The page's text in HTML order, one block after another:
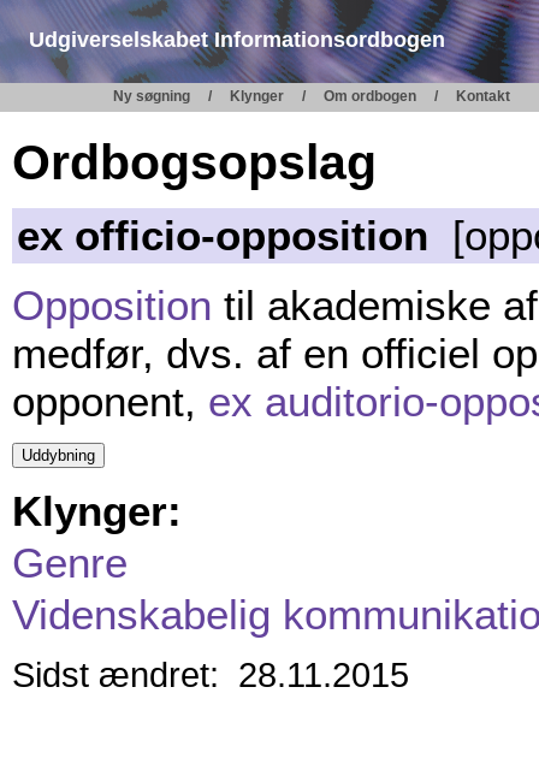
Udgiverselskabet Informationsordbogen
Ny søgning Klynger Om ordbogen Kontakt
Ordbogsopslag
ex officio-opposition
Opposition til akademiske
medfør, dvs. af en officiel
opponent, ex auditorio-
Klynger:
Genre
Videnskabelig
Sidst ændret: 28.11.2015